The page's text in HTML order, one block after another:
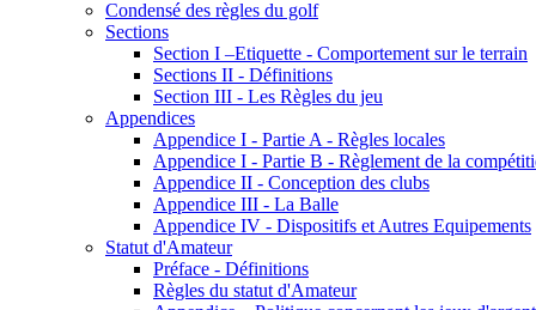
Condensé des règles du golf
Sections
Section I –Etiquette - Comportement sur le terrain
Sections II - Définitions
Section III - Les Règles du jeu
Appendices
Appendice I - Partie A - Règles locales
Appendice I - Partie B - Règlement de la
Appendice II - Conception des clubs
Appendice III - La Balle
Appendice IV - Dispositifs et Autres Equipements
Statut d'Amateur
Préface - Définitions
Règles du statut d'Amateur